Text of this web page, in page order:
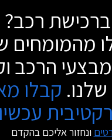
ברכישת
מהמומחים
הרכב
קבלו
עכשיו
ונחזור אליכם בהקדם